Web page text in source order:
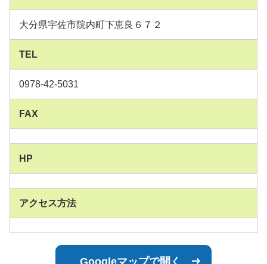
大分県宇佐市院内町下恵良６７２
TEL
0978-42-5031
FAX
HP
アクセス方法
Googleマップで開く